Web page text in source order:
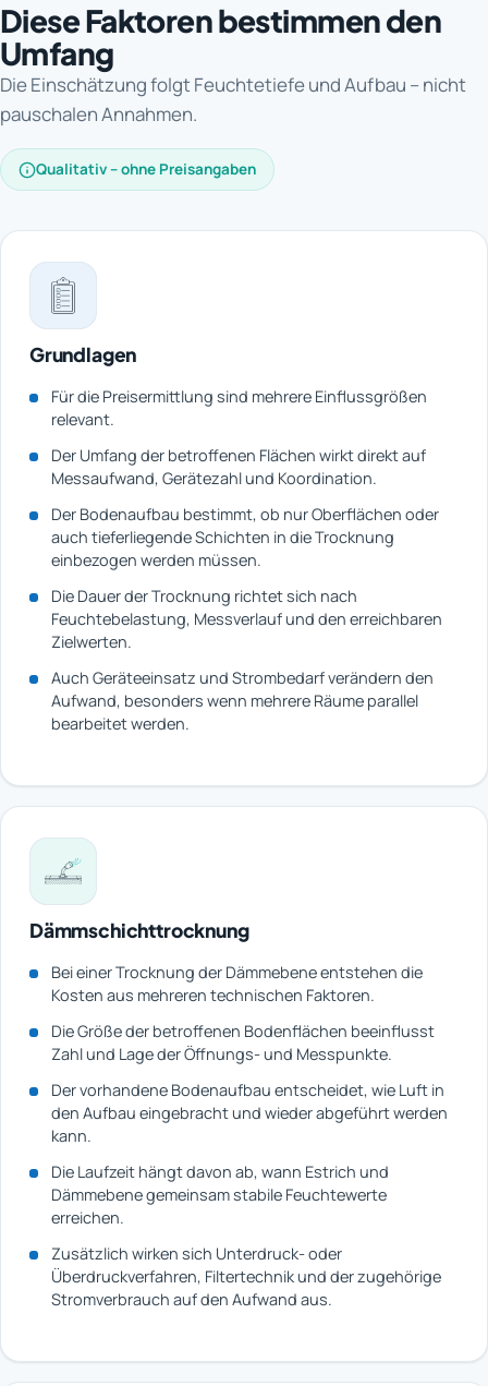
Diese Faktoren bestimmen den
Umfang
Die Einschätzung folgt Feuchtetiefe und Aufbau – nicht
pauschalen Annahmen.
Qualitativ – ohne Preisangaben
Grundlagen
Für die Preisermittlung sind mehrere Einflussgrößen
relevant.
Der Umfang der betroffenen Flächen wirkt direkt auf
Messaufwand, Gerätezahl und Koordination.
Der Bodenaufbau bestimmt, ob nur Oberflächen oder
auch tieferliegende Schichten in die Trocknung
einbezogen werden müssen.
Die Dauer der Trocknung richtet sich nach
Feuchtebelastung, Messverlauf und den erreichbaren
Zielwerten.
Auch Geräteeinsatz und Strombedarf verändern den
Aufwand, besonders wenn mehrere Räume parallel
bearbeitet werden.
Dämmschichttrocknung
Bei einer Trocknung der Dämmebene entstehen die
Kosten aus mehreren technischen Faktoren.
Die Größe der betroffenen Bodenflächen beeinflusst
Zahl und Lage der Öffnungs- und Messpunkte.
Der vorhandene Bodenaufbau entscheidet, wie Luft in
den Aufbau eingebracht und wieder abgeführt werden
kann.
Die Laufzeit hängt davon ab, wann Estrich und
Dämmebene gemeinsam stabile Feuchtewerte
erreichen.
Zusätzlich wirken sich Unterdruck- oder
Überdruckverfahren, Filtertechnik und der zugehörige
Stromverbrauch auf den Aufwand aus.